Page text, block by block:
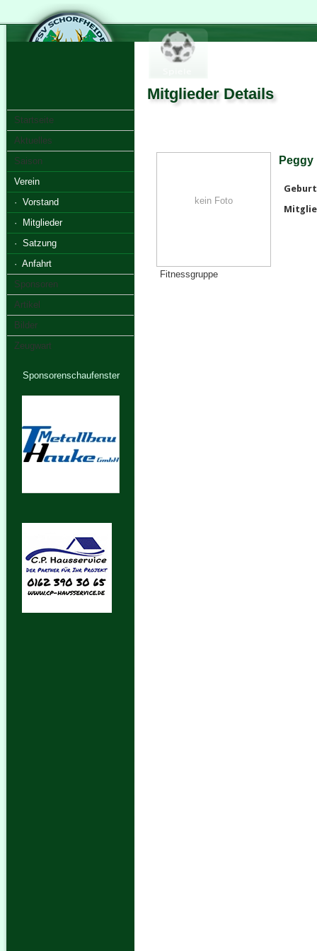
Mitglieder Details
Startseite
Aktuelles
Saison
Verein
· Vorstand
· Mitglieder
· Satzung
· Anfahrt
Sponsoren
Artikel
Bilder
Zeugwart
Sponsorenschaufenster
kein Foto
Peggy
Fitnessgruppe